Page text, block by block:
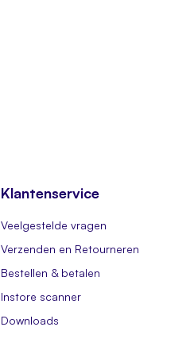
Klantenservice
Veelgestelde vragen
Verzenden en Retourneren
Bestellen & betalen
Instore scanner
Downloads